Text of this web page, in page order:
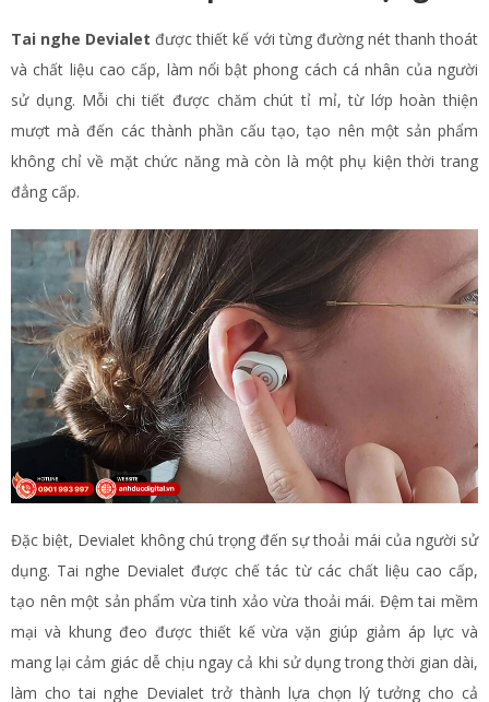
Tai nghe Devialet được thiết kế với từng đường nét thanh thoát
và chất liệu cao cấp, làm nổi bật phong cách cá nhân của người
sử dụng. Mỗi chi tiết được chăm chút tỉ mỉ, từ lớp hoàn thiện
mượt mà đến các thành phần cấu tạo, tạo nên một sản phẩm
không chỉ về mặt chức năng mà còn là một phụ kiện thời trang
đẳng cấp.
Đặc biệt, Devialet không chú trọng đến sự thoải mái của người sử
dụng. Tai nghe Devialet được chế tác từ các chất liệu cao cấp,
tạo nên một sản phẩm vừa tinh xảo vừa thoải mái. Đệm tai mềm
mại và khung đeo được thiết kế vừa vặn giúp giảm áp lực và
mang lại cảm giác dễ chịu ngay cả khi sử dụng trong thời gian dài,
làm cho tai nghe Devialet trở thành lựa chọn lý tưởng cho cả